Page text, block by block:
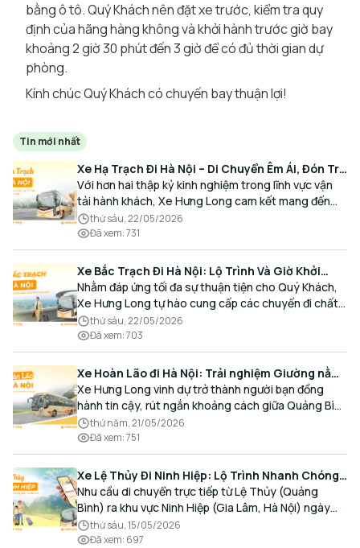
bằng ô tô. Quý Khách nên đặt xe trước, kiểm tra quy
định của hãng hàng không và khởi hành trước giờ bay
khoảng 2 giờ 30 phút đến 3 giờ để có đủ thời gian dự
phòng.
Kính chúc Quý Khách có chuyến bay thuận lợi!
Tin mới nhất
Xe Hạ Trạch Đi Hà Nội – Di Chuyển Êm Ái, Đón Trả
Tận Nơi Cùng Xe Hưng Long
Với hơn hai thập kỷ kinh nghiệm trong lĩnh vực vận
tải hành khách, Xe Hưng Long cam kết mang đến
cho Quý Khách một hành trình di chuyển trọn vẹn,
thoải mái và đúng giờ.
thứ sáu, 22/05/2026
Đã xem:731
Xe Bắc Trạch Đi Hà Nội: Lộ Trình Và Giờ Khởi
Hành Cùng Xe Hưng Long
Nhằm đáp ứng tối đa sự thuận tiện cho Quý Khách,
Xe Hưng Long tự hào cung cấp các chuyến đi chất
lượng cao, an toàn với lịch trình linh hoạt mỗi ngày.
thứ sáu, 22/05/2026
Đã xem:703
Xe Hoàn Lão đi Hà Nội: Trải nghiệm Giường nằm
Cao cấp, Đón trả Tận nơi
Xe Hưng Long vinh dự trở thành người bạn đồng
hành tin cậy, rút ngắn khoảng cách giữa Quảng Bình
và Thủ đô bằng chất lượng dịch vụ chuẩn mực.
thứ năm, 21/05/2026
Đã xem:751
Xe Lệ Thủy Đi Ninh Hiệp: Lộ Trình Nhanh Chóng,
Đón Trả Tận Nơi
Nhu cầu di chuyển trực tiếp từ Lệ Thủy (Quảng
Bình) ra khu vực Ninh Hiệp (Gia Lâm, Hà Nội) ngày
càng gia tăng, đặc biệt đối với các hành khách có
nhu cầu giao thương, kinh doanh và mua sắm.
thứ sáu, 15/05/2026
Đã xem: 697